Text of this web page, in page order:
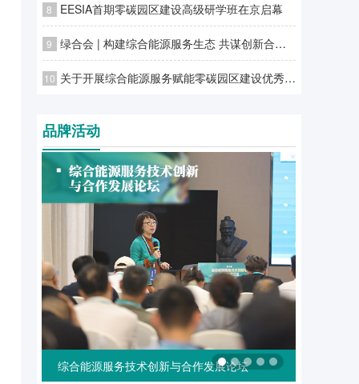
8 EESIA首期零碳园区建设高级研学班在京启幕
9 绿合会 | 构建综合能源服务生态 共谋创新合作发展潜力
10 关于开展综合能源服务赋能零碳园区建设优秀案例征集工作的通知
品牌活动
综合能源服务技术创新与合作发展论坛